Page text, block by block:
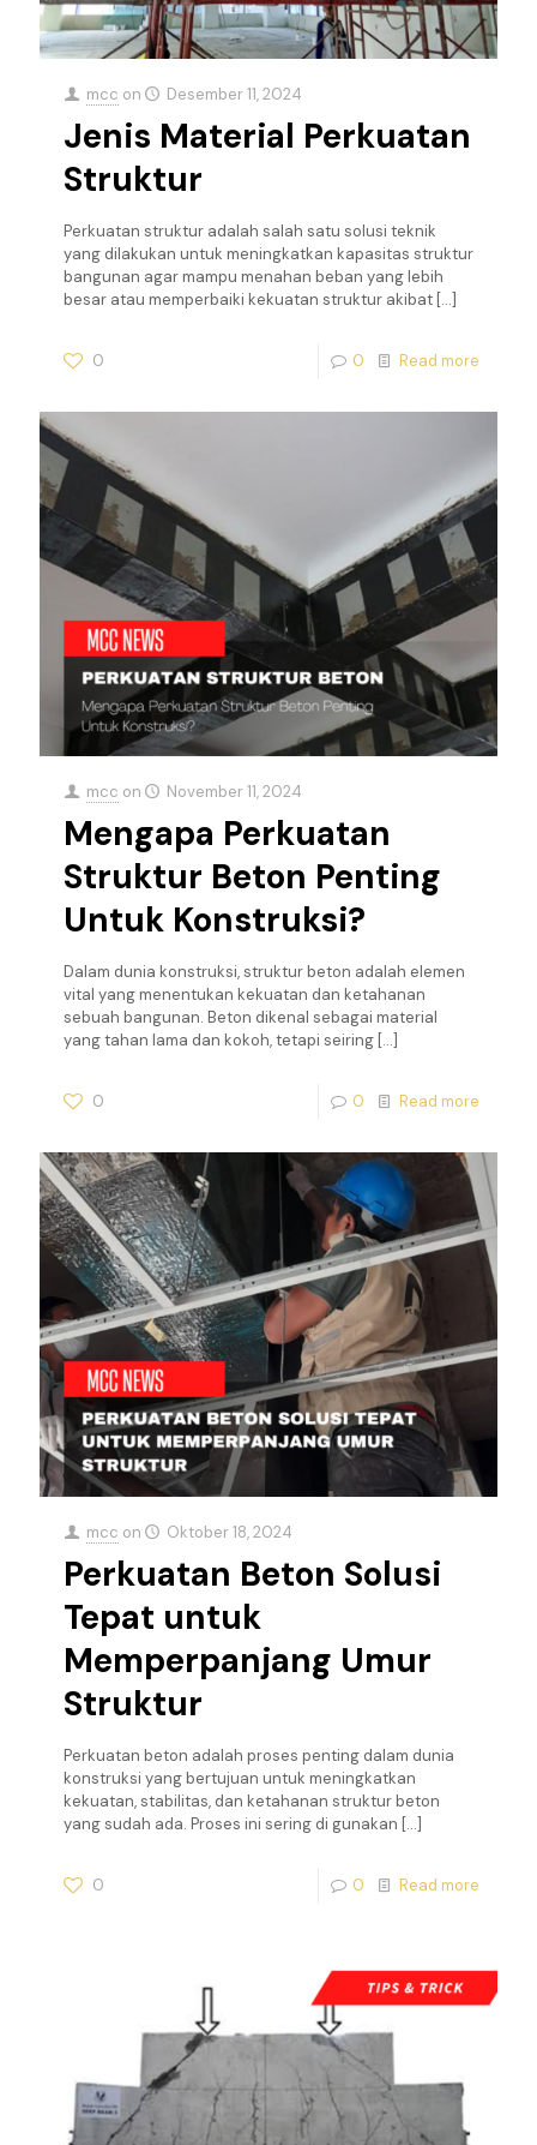
mcc on Desember 11, 2024
Jenis Material Perkuatan
Struktur
Perkuatan struktur adalah salah satu solusi teknik
yang dilakukan untuk meningkatkan kapasitas struktur
bangunan agar mampu menahan beban yang lebih
besar atau memperbaiki kekuatan struktur akibat […]
0 0 Read more
mcc on November 11, 2024
Mengapa Perkuatan
Struktur Beton Penting
Untuk Konstruksi?
Dalam dunia konstruksi, struktur beton adalah elemen
vital yang menentukan kekuatan dan ketahanan
sebuah bangunan. Beton dikenal sebagai material
yang tahan lama dan kokoh, tetapi seiring […]
0 0 Read more
mcc on Oktober 18, 2024
Perkuatan Beton Solusi
Tepat untuk
Memperpanjang Umur
Struktur
Perkuatan beton adalah proses penting dalam dunia
konstruksi yang bertujuan untuk meningkatkan
kekuatan, stabilitas, dan ketahanan struktur beton
yang sudah ada. Proses ini sering di gunakan […]
0 0 Read more